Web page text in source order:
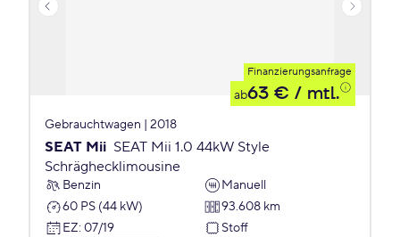
Finanzierungsanfrage
ab63 € / mtl.
Gebrauchtwagen | 2018
SEAT Mii SEAT Mii 1.0 44kW Style
Schräghecklimousine
Benzin
Manuell
60 PS (44 kW)
93.608 km
EZ: 07/19 Stoff